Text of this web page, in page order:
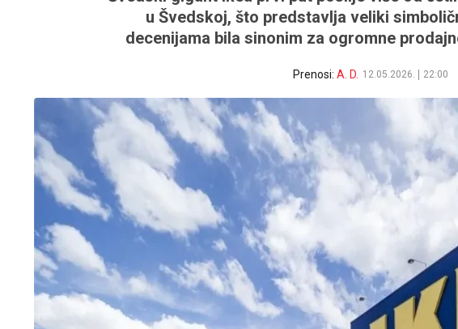
u Švedskoj, što predstavlja veliki
decenijama bila sinonim za ogromne
Prenosi: A. D. 12.05.2026. 22:00